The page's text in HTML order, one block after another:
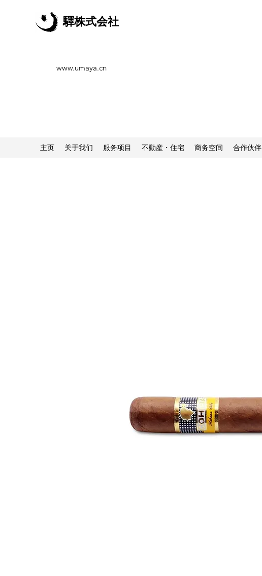
驛株式会社
www.umaya.cn
主页 关于我们 服务项目 不動産・住宅 商务空间 合作伙伴